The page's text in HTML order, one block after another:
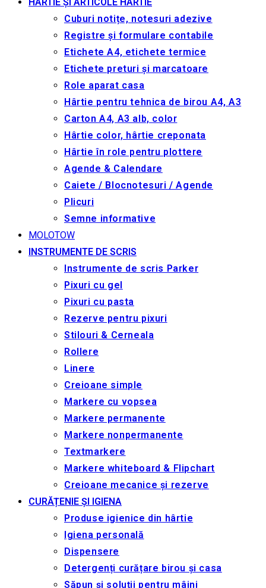
Cuburi notițe, notesuri adezive
Registre și formulare contabile
Etichete A4, etichete termice
Etichete preturi și marcatoare
Role aparat casa
Hârtie pentru tehnica de birou A4, A3
Carton A4, A3 alb, color
Hârtie color, hârtie creponata
Hârtie în role pentru plottere
Agende & Calendare
Caiete / Blocnotesuri / Agende
Plicuri
Semne informative
MOLOTOW
INSTRUMENTE DE SCRIS
Instrumente de scris Parker
Pixuri cu gel
Pixuri cu pasta
Rezerve pentru pixuri
Stilouri & Сerneala
Rollere
Linere
Creioane simple
Markere cu vopsea
Markere permanente
Markere nonpermanente
Textmarkere
Markere whiteboard & Flipchart
Creioane mecanice și rezerve
CURĂȚENIE ȘI IGIENA
Produse igienice din hârtie
Igiena personală
Dispensere
Detergenți curățare birou și casa
Săpun și soluții pentru mâini